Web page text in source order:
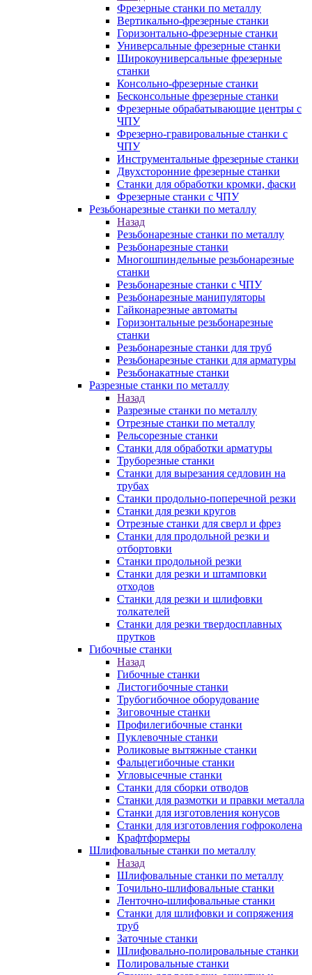
Фрезерные станки по металлу
Вертикально-фрезерные станки
Горизонтально-фрезерные станки
Универсальные фрезерные станки
Широкоуниверсальные фрезерные
станки
Консольно-фрезерные станки
Бесконсольные фрезерные станки
Фрезерные обрабатывающие центры с
ЧПУ
Фрезерно-гравировальные станки с
ЧПУ
Инструментальные фрезерные станки
Двухсторонние фрезерные станки
Станки для обработки кромки, фаски
Фрезерные станки с ЧПУ
Резьбонарезные станки по металлу
Назад
Резьбонарезные станки по металлу
Резьбонарезные станки
Многошпиндельные резьбонарезные
станки
Резьбонарезные станки с ЧПУ
Резьбонарезные манипуляторы
Гайконарезные автоматы
Горизонтальные резьбонарезные
станки
Резьбонарезные станки для труб
Резьбонарезные станки для арматуры
Резьбонакатные станки
Разрезные станки по металлу
Назад
Разрезные станки по металлу
Отрезные станки по металлу
Рельсорезные станки
Станки для обработки арматуры
Труборезные станки
Станки для вырезания седловин на
трубаx
Станки продольно-поперечной резки
Станки для резки кругов
Отрезные станки для сверл и фрез
Станки для продольной резки и
отбортовки
Станки продольной резки
Станки для резки и штамповки
отходов
Станки для резки и шлифовки
толкателей
Станки для резки твердосплавных
прутков
Гибочные станки
Назад
Гибочные станки
Листогибочные станки
Трубогибочное оборудование
Зиговочные станки
Профилегибочные станки
Пуклевочные станки
Роликовые вытяжные станки
Фальцегибочные станки
Угловысечные станки
Станки для сборки отводов
Станки для размотки и правки металла
Станки для изготовления конусов
Станки для изготовления гофроколена
Крафтформеры
Шлифовальные станки по металлу
Назад
Шлифовальные станки по металлу
Точильно-шлифовальные станки
Ленточно-шлифовальные станки
Станки для шлифовки и сопряжения
труб
Заточные станки
Шлифовально-полировальные станки
Полировальные станки